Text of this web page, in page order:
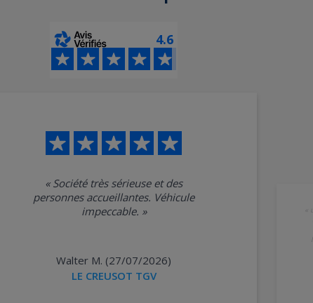
4.6
« Société très sérieuse et des
personnes accueillantes. Véhicule
impeccable. »
Walter M. (27/07/2026)
LE CREUSOT TGV